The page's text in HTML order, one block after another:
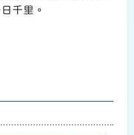
千里。